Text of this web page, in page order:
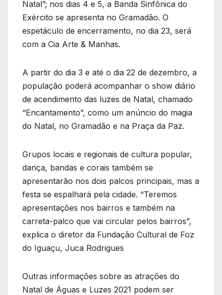
Natal”; nos dias 4 e 5, a Banda Sinfônica do
Exército se apresenta no Gramadão. O
espetáculo de encerramento, no dia 23, será
com a Cia Arte & Manhas.
A partir do dia 3 e até o dia 22 de dezembro, a
população poderá acompanhar o show diário
de acendimento das luzes de Natal, chamado
“Encantamento”, como um anúncio do magia
do Natal, no Gramadão e na Praça da Paz.
Grupos locais e regionais de cultura popular,
dança, bandas e corais também se
apresentarão nos dois palcos principais, mas a
festa se espalhará pela cidade. “Teremos
apresentações nos bairros e também na
carreta-palco que vai circular pelos bairros”,
explica o diretor da Fundação Cultural de Foz
do Iguaçu, Juca Rodrigues
Outras informações sobre as atrações do
Natal de Águas e Luzes 2021 podem ser